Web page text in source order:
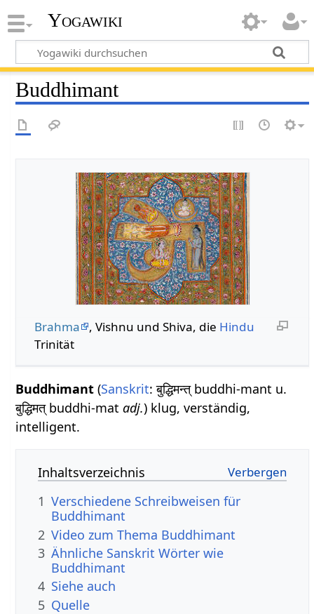
Yogawiki
Buddhimant
Brahma , Vishnu und Shiva, die Hindu
Trinität
Buddhimant (Sanskrit: बुद्धिमन्त् buddhi-mant u.
बुद्धिमत् buddhi-matadj.) klug, verständig,
intelligent.
Inhaltsverzeichnis
1 Verschiedene Schreibweisen für
Buddhimant
2 Video zum Thema Buddhimant
3 Ähnliche Sanskrit Wörter wie
Buddhimant
4 Siehe auch
5 Quelle